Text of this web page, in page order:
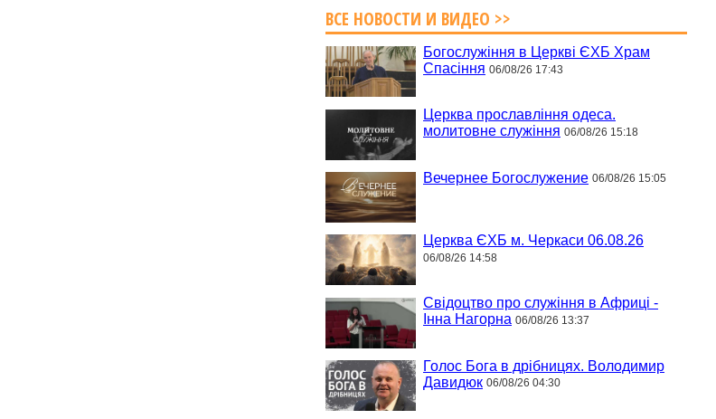
ВСЕ НОВОСТИ И ВИДЕО >>
Богослужіння в Церкві ЄХБ Храм
Спасіння 06/08/26 17:43
Церква прославління одеса.
молитовне служіння 06/08/26 15:18
Вечернее Богослужение 06/08/26 15:05
Церква ЄХБ м. Черкаси 06.08.26
06/08/26 14:58
Свідоцтво про служіння в Африці -
Інна Нагорна 06/08/26 13:37
Голос Бога в дрібницях. Володимир
Давидюк 06/08/26 04:30